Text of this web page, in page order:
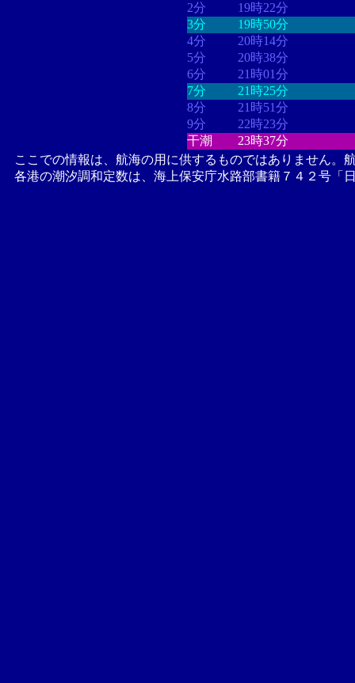
2分
19時22分
3分
19時50分
4分
20時14分
5分
20時38分
6分
21時01分
7分
21時25分
8分
21時51分
9分
22時23分
干潮
23時37分
ここでの情報は、航海の用に供するものではありません。
各港の潮汐調和定数は、海上保安庁水路部書籍７４２号「